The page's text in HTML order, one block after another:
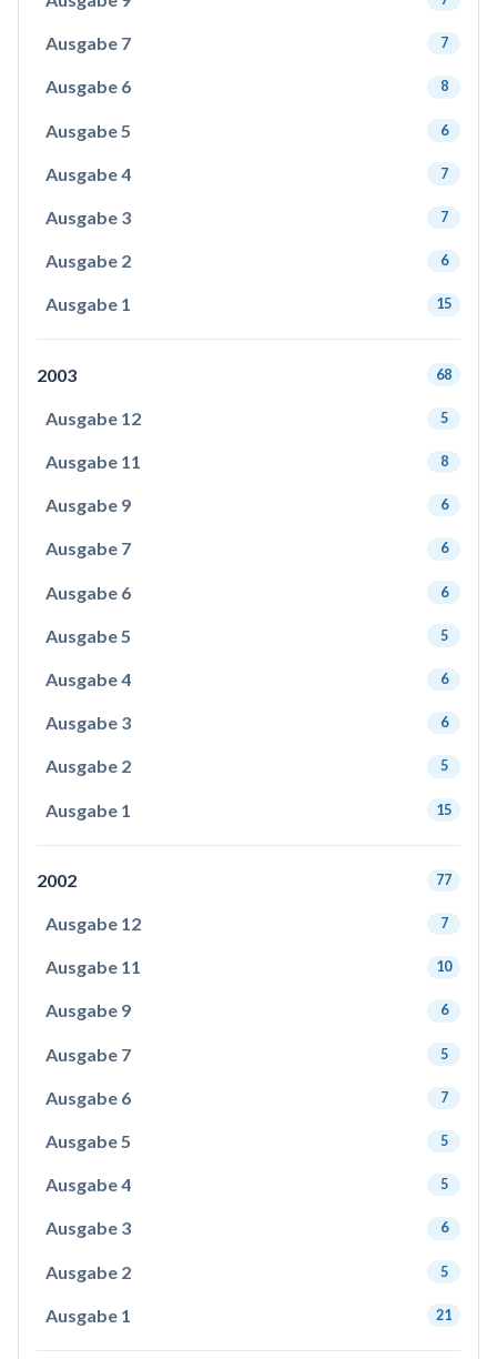
Ausgabe 7 7
Ausgabe 6 8
Ausgabe 5 6
Ausgabe 4 7
Ausgabe 3 7
Ausgabe 2 6
Ausgabe 1 15
2003 68
Ausgabe 12 5
Ausgabe 11 8
Ausgabe 9 6
Ausgabe 7 6
Ausgabe 6 6
Ausgabe 5 5
Ausgabe 4 6
Ausgabe 3 6
Ausgabe 2 5
Ausgabe 1 15
2002 77
Ausgabe 12 7
Ausgabe 11 10
Ausgabe 9 6
Ausgabe 7 5
Ausgabe 6 7
Ausgabe 5 5
Ausgabe 4 5
Ausgabe 3 6
Ausgabe 2 5
Ausgabe 1 21